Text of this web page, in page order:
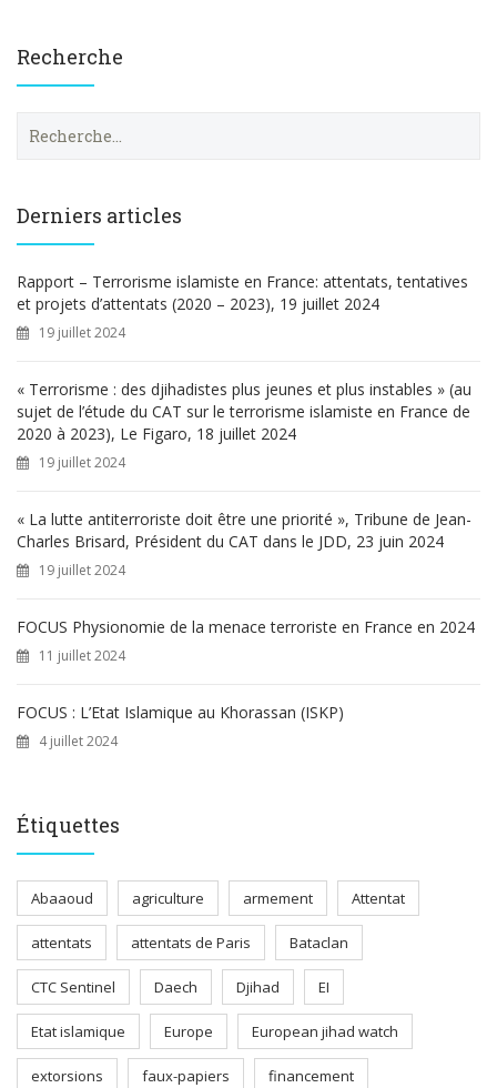
Recherche
e
h
e
r
Derniers articles
Rapport – Terrorisme islamiste en France: attentats, tentatives
et projets d’attentats (2020 – 2023), 19 juillet 2024
19 juillet 2024
« Terrorisme : des djihadistes plus jeunes et plus instables » (au
sujet de l’étude du CAT sur le terrorisme islamiste en France de
2020 à 2023), Le Figaro, 18 juillet 2024
19 juillet 2024
« La lutte antiterroriste doit être une priorité », Tribune de Jean-
Charles Brisard, Président du CAT dans le JDD, 23 juin 2024
19 juillet 2024
FOCUS Physionomie de la menace terroriste en France en 2024
11 juillet 2024
FOCUS : L’Etat Islamique au Khorassan (ISKP)
4 juillet 2024
Étiquettes
Abaaoud agriculture armement Attentat
attentats attentats de Paris Bataclan
CTC Sentinel Daech Djihad EI
Etat islamique Europe European jihad watch
extorsions faux-papiers financement